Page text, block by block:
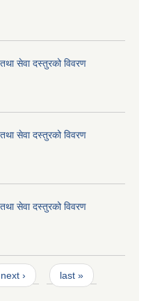
सेवा दस्तुरको विवरण
सेवा दस्तुरको विवरण
सेवा दस्तुरको विवरण
next › last »